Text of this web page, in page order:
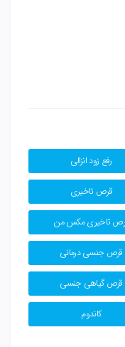
رفع زود انزالی
قرص تاخیری
تاخیری مکس من
قرص جنسی درمانی
قرص گیاهی جنسی
کاندوم